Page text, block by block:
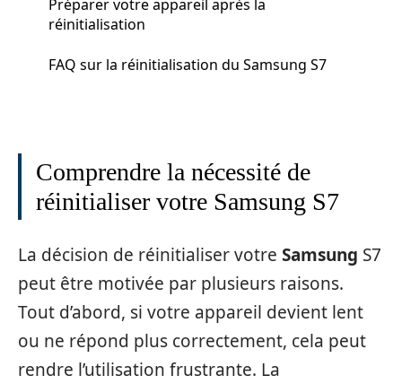
Préparer votre appareil après la
réinitialisation
FAQ sur la réinitialisation du Samsung S7
Comprendre la nécessité de
réinitialiser votre Samsung S7
La décision de réinitialiser votre Samsung S7
peut être motivée par plusieurs raisons.
Tout d’abord, si votre appareil devient lent
ou ne répond plus correctement, cela peut
rendre l’utilisation frustrante. La